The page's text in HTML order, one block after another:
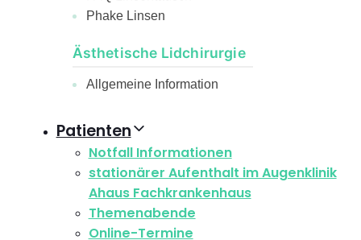
Phake Linsen
Ästhetische Lidchirurgie
Allgemeine Information
Patienten
Notfall Informationen
stationärer Aufenthalt im Augenklinik
Ahaus Fachkrankenhaus
Themenabende
Online-Termine